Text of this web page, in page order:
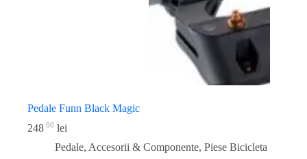
Pedale Funn Black Magic
248 00 lei
Pedale, Accesorii & Componente, Piese Bicicleta